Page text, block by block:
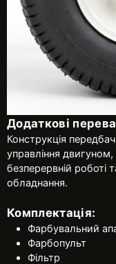
Додаткові
Конструкція
управління двигуном,
безперервній роботі
обладнання.
Комплектація:
Фарбувальний
Фарбопульт
Фільтр